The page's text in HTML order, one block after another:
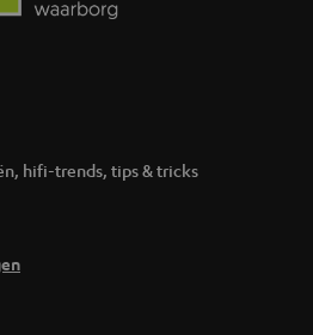
hifi-trends, tips & tricks